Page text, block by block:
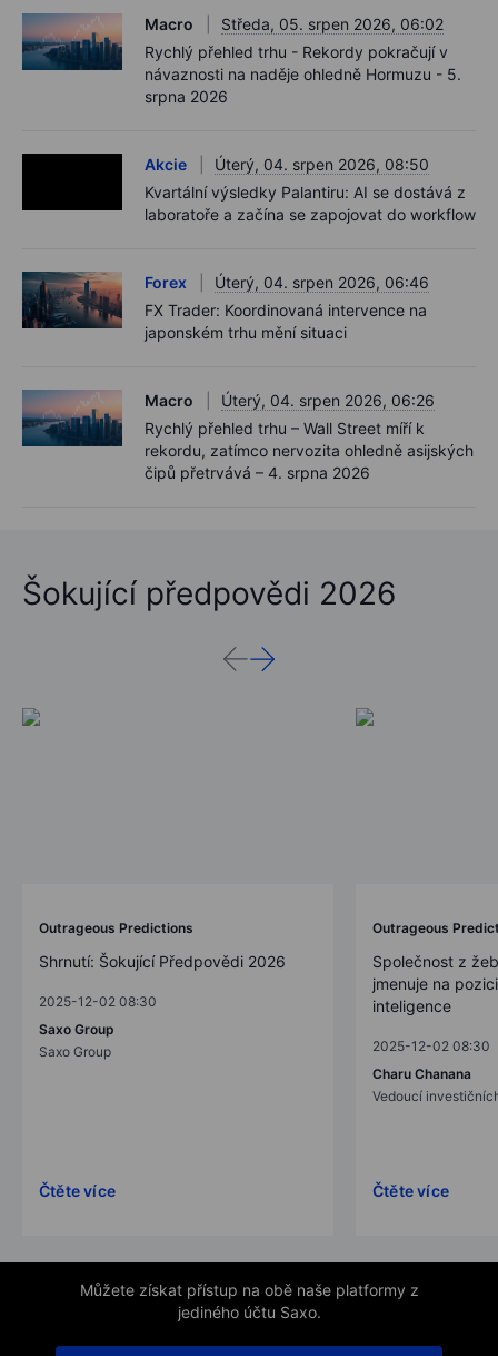
Macro
Středa, 05. srpen 2026, 06:02
Rychlý přehled trhu - Rekordy pokračují v
návaznosti na naděje ohledně Hormuzu - 5.
srpna 2026
Akcie
Úterý, 04. srpen 2026, 08:50
Kvartální výsledky Palantiru: AI se dostává z
laboratoře a začína se zapojovat do workflow
Forex
Úterý, 04. srpen 2026, 06:46
FX Trader: Koordinovaná intervence na
japonském trhu mění situaci
Macro
Úterý, 04. srpen 2026, 06:26
Rychlý přehled trhu – Wall Street míří k
rekordu, zatímco nervozita ohledně asijských
čipů přetrvává – 4. srpna 2026
Šokující předpovědi 2026
Outrageous Predictions
Shrnutí: Šokující Předpovědi 2026
2025-12-02 08:30
Saxo Group
Saxo Group
Čtěte více
Outrageous
Společnost z
jmenuje na
inteligence
2025-12-02 08:30
Charu Chanana
Vedoucí
Čtěte více
Můžete získat přístup na obě naše platformy z
jediného účtu Saxo.